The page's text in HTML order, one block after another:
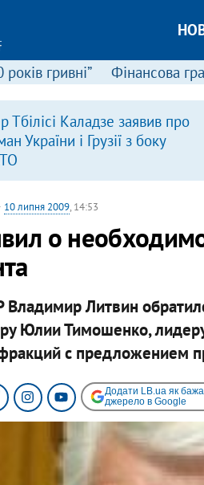
років гривні” Фінансова
Тбілісі Каладзе заявив про
України і Грузії з боку
10 липня 2009, 14:53
о
Владимир Литвин
Юлии Тимошенко,
с предложением
Додати LB.ua як
джерело в Google